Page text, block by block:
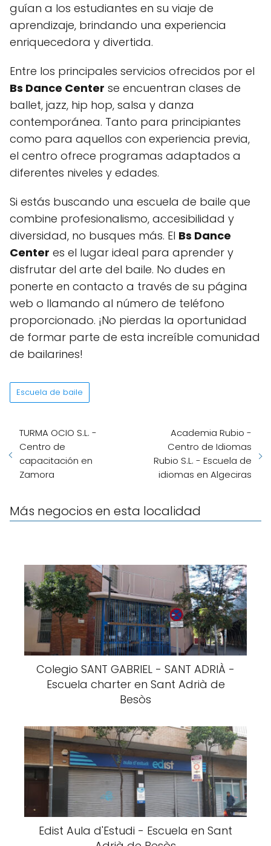
guían a los estudiantes en su viaje de
aprendizaje, brindando una experiencia
enriquecedora y divertida.
Entre los principales servicios ofrecidos por el
Bs Dance Center se encuentran clases de
ballet, jazz, hip hop, salsa y danza
contemporánea. Tanto para principiantes
como para aquellos con experiencia previa,
el centro ofrece programas adaptados a
diferentes niveles y edades.
Si estás buscando una escuela de baile que
combine profesionalismo, accesibilidad y
diversidad, no busques más. El Bs Dance
Center es el lugar ideal para aprender y
disfrutar del arte del baile. No dudes en
ponerte en contacto a través de su página
web o llamando al número de teléfono
proporcionado. ¡No pierdas la oportunidad
de formar parte de esta increíble comunidad
de bailarines!
Escuela de baile
TURMA OCIO S.L. -
Centro de
capacitación en
Zamora
Academia Rubio -
Centro de Idiomas
Rubio S.L. - Escuela de
idiomas en Algeciras
Más negocios en esta localidad
Colegio SANT GABRIEL - SANT ADRIÀ -
Escuela charter en Sant Adrià de
Besòs
Edist Aula d'Estudi - Escuela en Sant